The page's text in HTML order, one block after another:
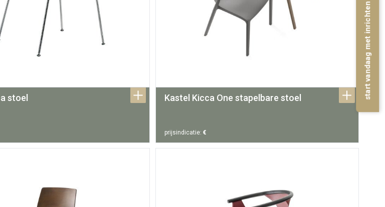
stoel Kastel Kicca One stapelbare stoel
prijsindicatie: €
start vandaag met inrichten